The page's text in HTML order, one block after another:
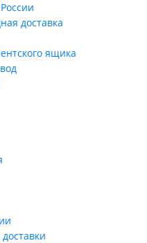
доставка
ящика